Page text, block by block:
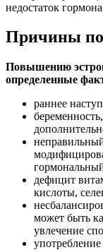
недостаток
Причины
Повышению
определенные
раннее
дефицит
кислоты,
может быть
увлечение
употребление